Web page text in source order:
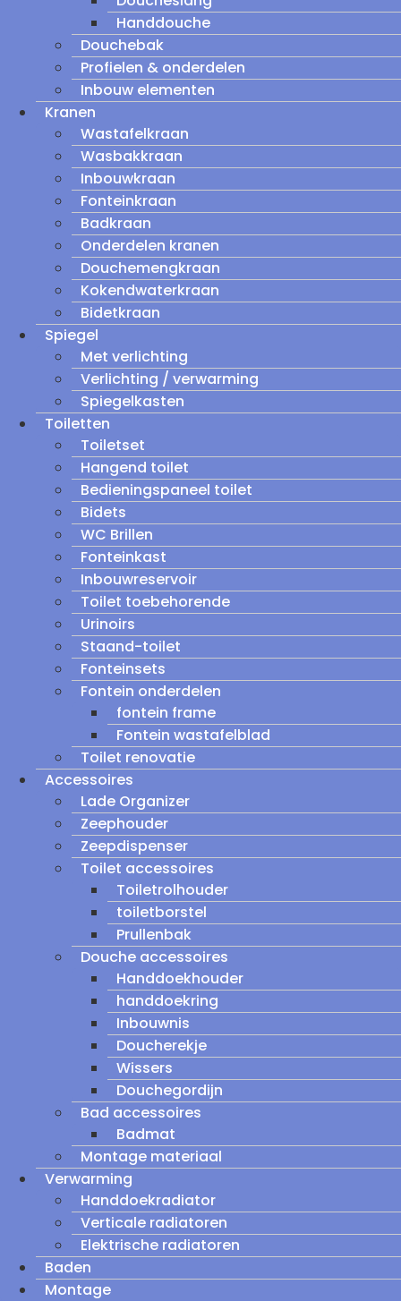
Handdouche
Douchebak
Profielen & onderdelen
Inbouw elementen
Kranen
Wastafelkraan
Wasbakkraan
Inbouwkraan
Fonteinkraan
Badkraan
Onderdelen kranen
Douchemengkraan
Kokendwaterkraan
Bidetkraan
Spiegel
Met verlichting
Verlichting / verwarming
Spiegelkasten
Toiletten
Toiletset
Hangend toilet
Bedieningspaneel toilet
Bidets
WC Brillen
Fonteinkast
Inbouwreservoir
Toilet toebehorende
Urinoirs
Staand-toilet
Fonteinsets
Fontein onderdelen
fontein frame
Fontein wastafelblad
Toilet renovatie
Accessoires
Lade Organizer
Zeephouder
Zeepdispenser
Toilet accessoires
Toiletrolhouder
toiletborstel
Prullenbak
Douche accessoires
Handdoekhouder
handdoekring
Inbouwnis
Doucherekje
Wissers
Douchegordijn
Bad accessoires
Badmat
Montage materiaal
Verwarming
Handdoekradiator
Verticale radiatoren
Elektrische radiatoren
Baden
Montage